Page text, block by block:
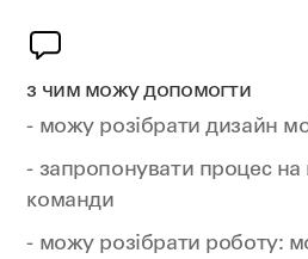
з чим можу допомогти
- можу розібрати дизайн
- запропонувати процес на
команди
- можу розібрати роботу: